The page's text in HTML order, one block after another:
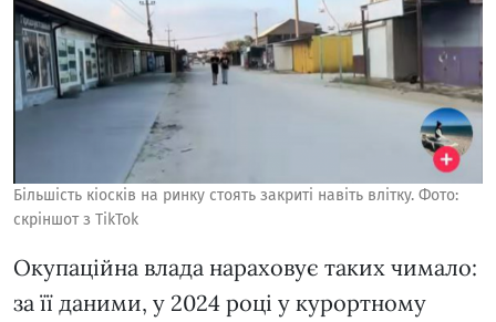
Більшість кіосків на ринку стоять закриті навіть влітку. Фото:
скріншот з TikTok
Окупаційна влада нараховує таких чимало:
за її даними, у 2024 році у курортному